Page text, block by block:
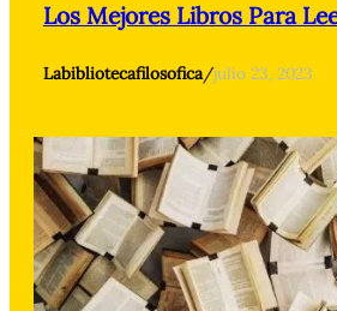
Los Mejores Libros Para
Labibliotecafilosofica/julio 23, 2023